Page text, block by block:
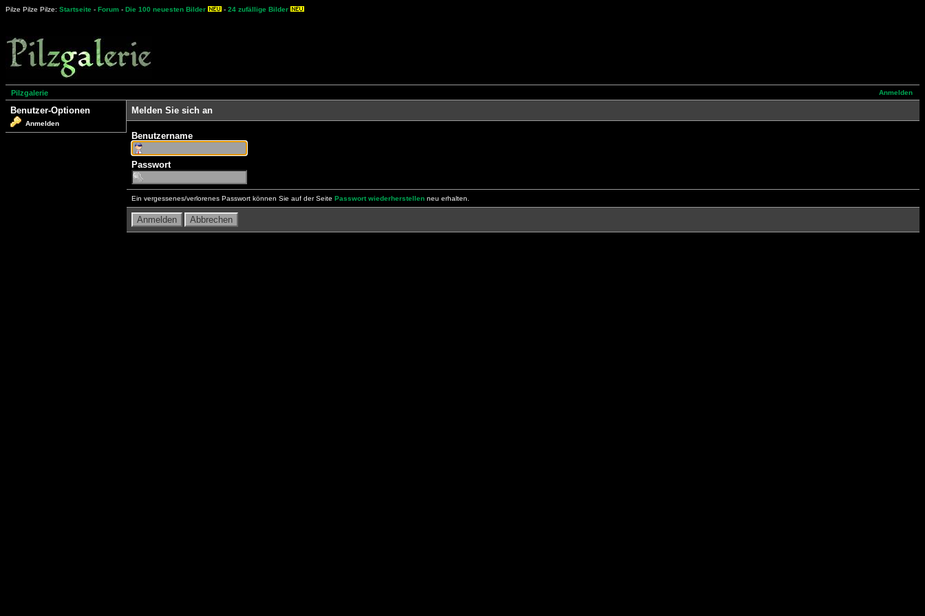
Pilze Pilze Pilze: Startseite - Forum - Die 100 neuesten Bilder - 24 zufällige Bilder
Anmelden
Pilzgalerie
Benutzer-Optionen
Anmelden
Melden Sie sich an
Benutzername
Passwort
Ein vergessenes/verlorenes Passwort können Sie auf der Seite Passwort wiederherstellen neu erhalten.